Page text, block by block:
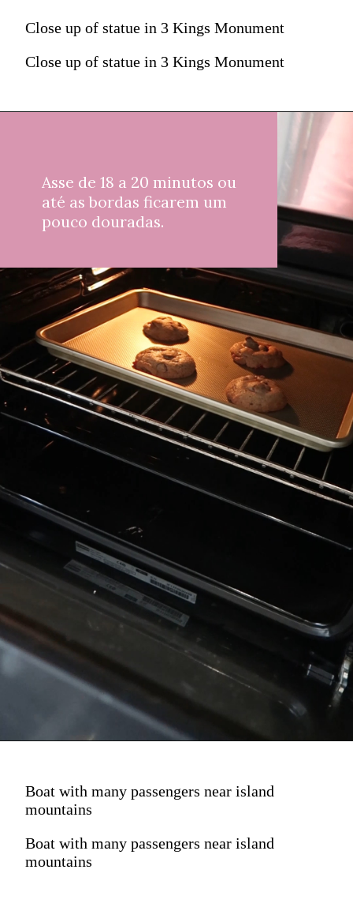
Close up of statue in 3 Kings Monument
Close up of statue in 3 Kings Monument
Asse de 18 a 20 minutos ou
até as bordas ficarem um
pouco douradas.
Boat with many passengers near island
mountains
Boat with many passengers near island
mountains